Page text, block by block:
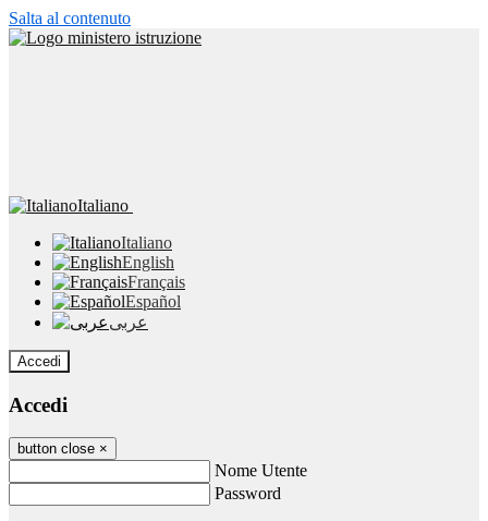
Salta al contenuto
Italiano
Italiano
English
Français
Español
عربى
Accedi
Accedi
button close ×
Nome Utente
Password